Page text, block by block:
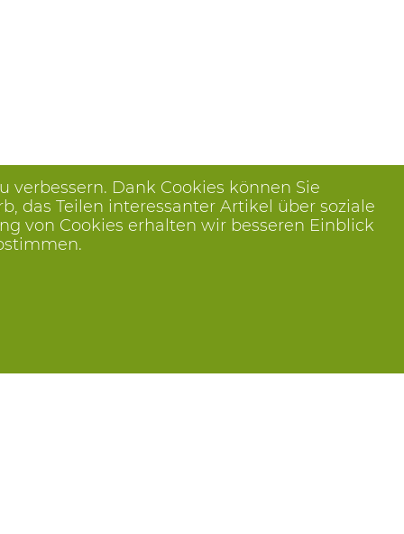
verbessern. Dank Cookies können Sie
das Teilen interessanter Artikel über soziale
von Cookies erhalten wir besseren Einblick